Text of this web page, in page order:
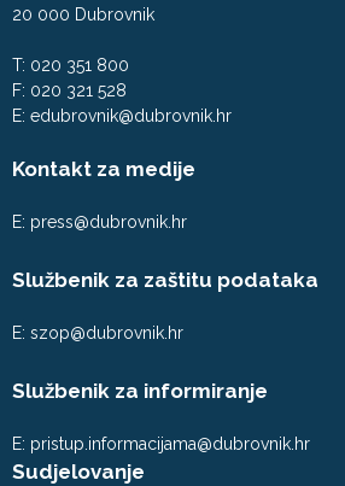
20 000 Dubrovnik
T: 020 351 800
F: 020 321 528
E: edubrovnik@dubrovnik.hr
Kontakt za medije
E: press@dubrovnik.hr
Službenik za zaštitu podataka
E: szop@dubrovnik.hr
Službenik za informiranje
E: pristup.informacijama@dubrovnik.hr
Sudjelovanje